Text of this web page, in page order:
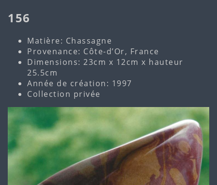
156
Matière: Chassagne
Provenance: Côte-d’Or, France
Dimensions: 23cm x 12cm x hauteur
25.5cm
Année de création: 1997
Collection privée